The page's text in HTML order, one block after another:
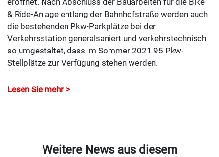
& Ride-Anlage entlang der Bahnhofstraße werden auch
die bestehenden Pkw-Parkplätze bei der
Verkehrsstation generalsaniert und verkehrstechnisch
so umgestaltet, dass im Sommer 2021 95 Pkw-
Stellplätze zur Verfügung stehen werden.
Lesen Sie mehr
Weitere News aus diesem